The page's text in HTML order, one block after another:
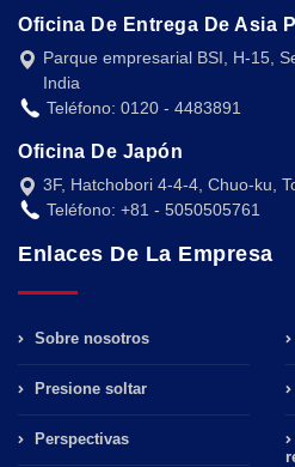
Oficina De Entrega De Asia
Parque empresarial BSI, H-15,
India
Teléfono: 0120 - 4483891
Oficina De Japón
3F, Hatchobori 4-4-4, Chuo-ku,
Teléfono: +81 - 5050505761
Enlaces De La Empresa
Sobre nosotros
Presione soltar
Perspectivas